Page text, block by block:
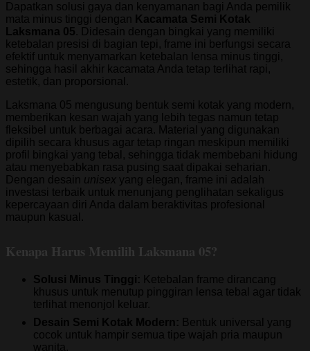
Dapatkan solusi gaya dan kenyamanan bagi Anda pemilik
mata minus tinggi dengan Kacamata Semi Kotak
Laksmana 05. Didesain dengan bingkai yang memiliki
ketebalan presisi di bagian tepi, frame ini berfungsi secara
efektif untuk menyamarkan ketebalan lensa minus tinggi,
sehingga hasil akhir kacamata Anda tetap terlihat rapi,
estetik, dan proporsional.
Laksmana 05 mengusung bentuk semi kotak yang modern,
memberikan kesan wajah yang lebih tegas namun tetap
fleksibel untuk berbagai acara. Material yang digunakan
dipilih secara khusus agar tetap ringan meskipun memiliki
profil bingkai yang tebal, sehingga tidak membebani hidung
atau menyebabkan rasa pusing saat dipakai seharian.
Dengan desain unisex yang elegan, frame ini adalah
investasi terbaik untuk menunjang penglihatan sekaligus
kepercayaan diri Anda dalam beraktivitas profesional
maupun kasual.
Kenapa Harus Memilih Laksmana 05?
Solusi Minus Tinggi: Ketebalan frame dirancang
khusus untuk menutup pinggiran lensa tebal agar tidak
terlihat menonjol keluar.
Desain Semi Kotak Modern: Bentuk universal yang
cocok untuk hampir semua tipe wajah pria maupun
wanita.